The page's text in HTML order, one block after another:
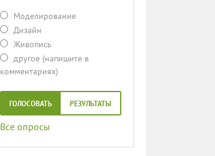
Моделирование
Дизайн
Живопись
другое (напишите в
комментариях)
ГОЛОСОВАТЬ РЕЗУЛЬТАТЫ
Все опросы